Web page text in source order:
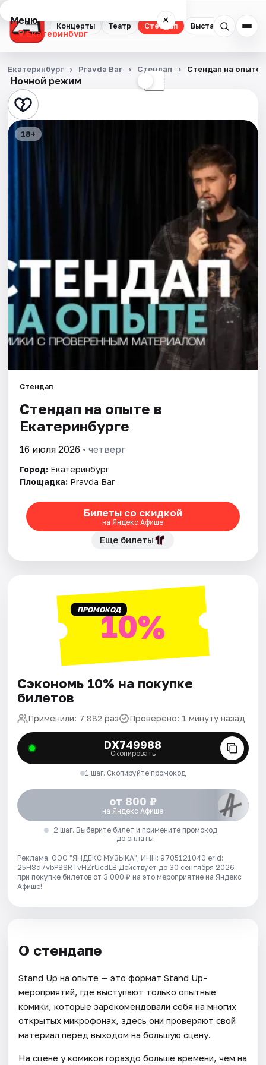
Концерты Театр Стендап Выставки
Меню ×
Екатеринбург
Концерты
Театр
Стендап
Выставки
События
Города
Площадки
Ночной режим ☾
Екатеринбург Pravda Bar Стендап Стендап на опыте
18+
Стендап
Стендап на опыте в
Екатеринбурге
16 июля 2026 • четверг
Город: Екатеринбург
Площадка: Pravda Bar
Билеты со скидкой
на Яндекс Афише
Еще билеты
ПРОМОКОД10%
Сэкономь 10% на покупке
билетов
Применили: 7 882 раз Проверено: 1 минуту назад
DX749988
Скопировать
1 шаг. Скопируйте промокод
от 800 ₽
на Яндекс Афише
2 шаг. Выберите билет и примените промокод
до оплаты
Реклама. ООО "ЯНДЕКС МУЗЫКА", ИНН: 9705121040 erid:
25H8d7vbP8SRTvHZrUcdLB Действует до 30 сентября 2026
при покупке билетов от 3 000 ₽ на это мероприятие на Яндекс
Афише!
О стендапе
Stand Up на опыте — это формат Stand Up-
мероприятий, где выступают только опытные
комики, которые зарекомендовали себя на многих
открытых микрофонах, здесь они проверяют свой
материал перед выходом на большую сцену.
На сцене у комиков гораздо больше времени, чем на